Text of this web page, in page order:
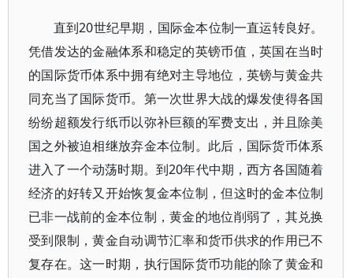
直到20世纪早期，国际金本位制一直运转良好。
凭借发达的金融体系和稳定的英镑币值，英国在当时
的国际货币体系中拥有绝对主导地位，英镑与黄金共
同充当了国际货币。第一次世界大战的爆发使得各国
纷纷超额发行纸币以弥补巨额的军费支出，并且除美
国之外被迫相继放弃金本位制。此后，国际货币体系
进入了一个动荡时期。到20年代中期，西方各国随着
经济的好转又开始恢复金本位制，但这时的金本位制
已非一战前的金本位制，黄金的地位削弱了，其兑换
受到限制，黄金自动调节汇率和货币供求的作用已不
复存在。这一时期，执行国际货币功能的除了黄金和